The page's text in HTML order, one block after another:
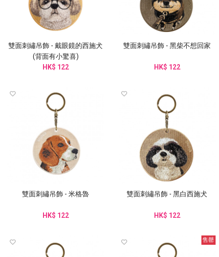
雙面刺繡吊飾 - 戴眼鏡的西施犬
(背面有小驚喜)
HK$ 122
雙面刺繡吊飾 - 黑柴不想回家
HK$ 122
雙面刺繡吊飾 - 米格魯
HK$ 122
雙面刺繡吊飾 - 黑白西施犬
HK$ 122
售罄